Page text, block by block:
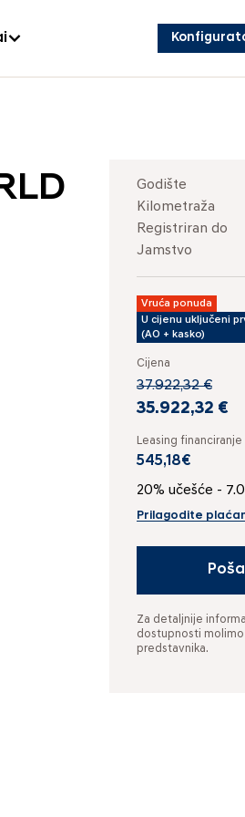
Godište
Kilometraža
Registriran do
Jamstvo
Vruća ponuda
U cijenu uključeni
(AO + kasko)
Cijena
37.922,32 €
35.922,32 €
Leasing financiranje
545,18€
20% učešće -
Prilagodite
Za detaljnije
dostupnosti
predstavnika.